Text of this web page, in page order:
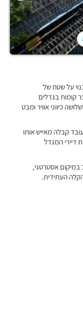
בן 20 קומות הבנוי על שטח של
יוצר קומות בגדלים
כיווני אוויר ומבט
קבלה מאייש אותו
דיירי המגדל
במיקום אסטרטגי,
העתידית.